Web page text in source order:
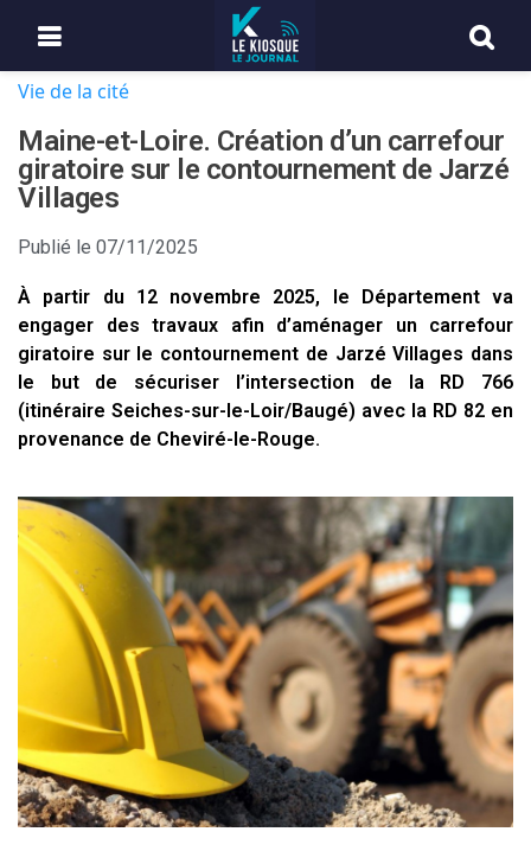
Vie de la cité
Maine-et-Loire. Création d’un carrefour
giratoire sur le contournement de Jarzé
Villages
Publié le 07/11/2025
À partir du 12 novembre 2025, le Département va
engager des travaux afin d’aménager un carrefour
giratoire sur le contournement de Jarzé Villages dans
le but de sécuriser l’intersection de la RD 766
(itinéraire Seiches-sur-le-Loir/Baugé) avec la RD 82 en
provenance de Cheviré-le-Rouge.